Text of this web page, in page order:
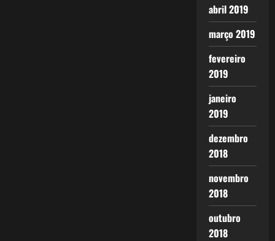
abril 2019
março 2019
fevereiro
2019
janeiro
2019
dezembro
2018
novembro
2018
outubro
2018